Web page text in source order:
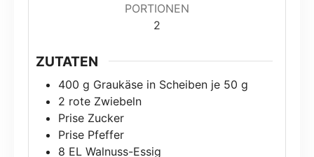
PORTIONEN
2
ZUTATEN
400 g Graukäse in Scheiben je 50 g
2 rote Zwiebeln
Prise Zucker
Prise Pfeffer
8 EL Walnuss-Essig